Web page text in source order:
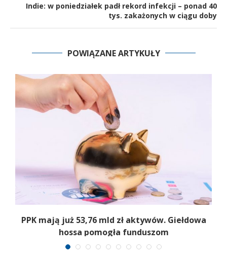
Indie: w poniedziałek padł rekord infekcji – ponad 40
tys. zakażonych w ciągu doby
POWIĄZANE ARTYKUŁY
PPK mają już 53,76 mld zł aktywów. Giełdowa
hossa pomogła funduszom